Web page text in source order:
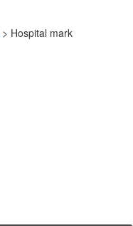
> Hospital mark